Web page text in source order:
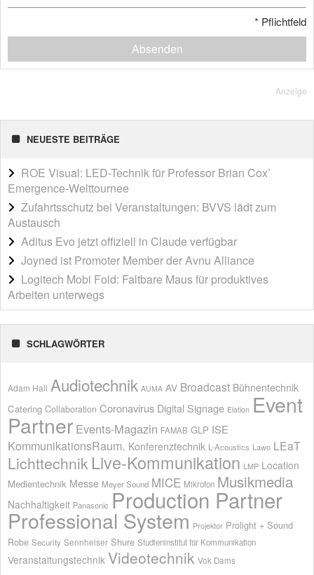
* Pflichtfeld
Absenden
Anzeige
NEUESTE BEITRÄGE
ROE Visual: LED-Technik für Professor Brian Cox’
Emergence-Welttournee
Zufahrtsschutz bei Veranstaltungen: BVVS lädt zum
Austausch
Aditus Evo jetzt offiziell in Claude verfügbar
Joyned ist Promoter Member der Avnu Alliance
Logitech Mobi Fold: Faltbare Maus für produktives
Arbeiten unterwegs
SCHLAGWÖRTER
Adam Hall Audiotechnik AUMA AV Broadcast Bühnentechnik
Catering Collaboration Coronavirus Digital Signage Elation Event
Partner Events-Magazin FAMAB GLP ISE
KommunikationsRaum. Konferenztechnik L-Acoustics Lawo LEaT
Lichttechnik Live-Kommunikation LMP Location
Medientechnik Messe Meyer Sound MICE Mikrofon Musikmedia
Nachhaltigkeit Panasonic Production Partner
Professional System Projektor Prolight + Sound
Robe Security Sennheiser Shure Studieninstitut für Kommunikation
Veranstaltungstechnik Videotechnik Vok Dams